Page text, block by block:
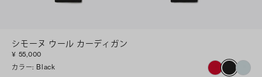
シモーヌ ウール カーディガン
¥ 55,000
カラー: Black